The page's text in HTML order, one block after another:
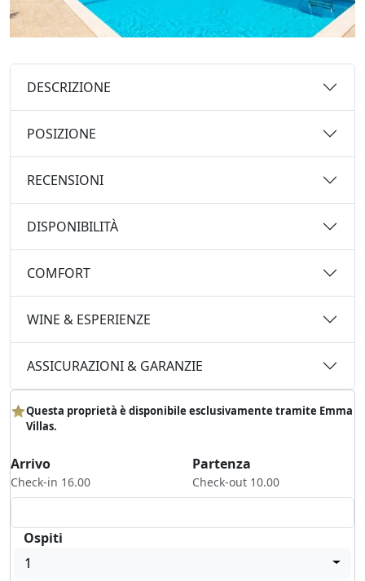
DESCRIZIONE
POSIZIONE
RECENSIONI
DISPONIBILITÀ
COMFORT
WINE & ESPERIENZE
ASSICURAZIONI & GARANZIE
Questa proprietà è disponibile esclusivamente tramite Emma
Villas.
Arrivo
Check-in 16.00
Partenza
Check-out 10.00
Ospiti
1